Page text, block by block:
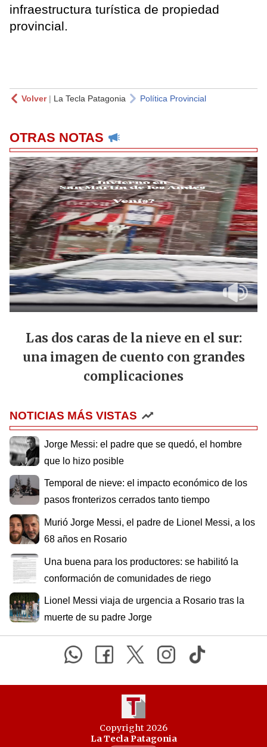
infraestructura turística de propiedad
provincial.
Volver| La Tecla Patagonia Política Provincial
OTRAS NOTAS
Las dos caras de la nieve en el sur:
una imagen de cuento con grandes
complicaciones
NOTICIAS MÁS VISTAS
Jorge Messi: el padre que se quedó, el hombre
que lo hizo posible
Temporal de nieve: el impacto económico de los
pasos fronterizos cerrados tanto tiempo
Murió Jorge Messi, el padre de Lionel Messi, a los
68 años en Rosario
Una buena para los productores: se habilitó la
conformación de comunidades de riego
Lionel Messi viaja de urgencia a Rosario tras la
muerte de su padre Jorge
Copyright 2026
La Tecla Patagonia